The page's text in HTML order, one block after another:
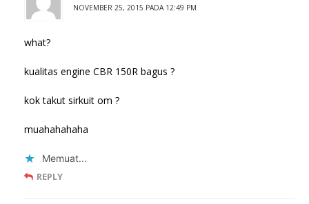
NOVEMBER 25, 2015 PADA 12:49 PM
what?
kualitas engine CBR 150R bagus ?
kok takut sirkuit om ?
muahahahaha
Memuat...
REPLY